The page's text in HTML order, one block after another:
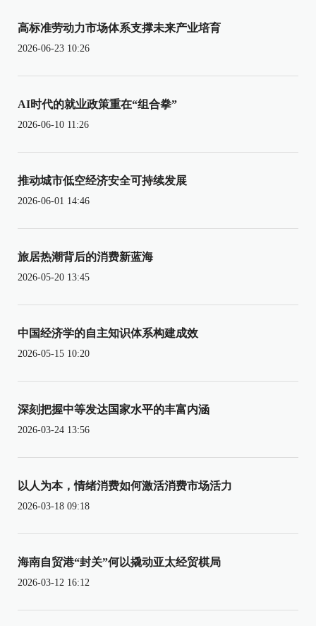
高标准劳动力市场体系支撑未来产业培育
2026-06-23 10:26
AI时代的就业政策重在“组合拳”
2026-06-10 11:26
推动城市低空经济安全可持续发展
2026-06-01 14:46
旅居热潮背后的消费新蓝海
2026-05-20 13:45
中国经济学的自主知识体系构建成效
2026-05-15 10:20
深刻把握中等发达国家水平的丰富内涵
2026-03-24 13:56
以人为本，情绪消费如何激活消费市场活力
2026-03-18 09:18
海南自贸港“封关”何以撬动亚太经贸棋局
2026-03-12 16:12